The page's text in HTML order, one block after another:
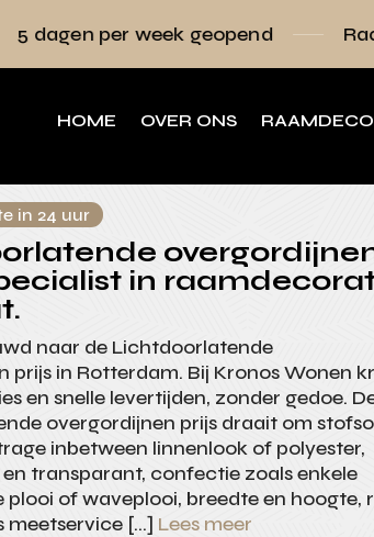
geopend Raamdecoratie
HOME OVER ONS
in 24 uur
in
naar de Lichtdoorlatende
prijs in Rotterdam. Bij Kronos Wonen
en snelle levertijden, zonder gedoe.
overgordijnen prijs draait om
inbetween linnenlook of polyester,
transparant, confectie zoals enkele
plooi of waveplooi, breedte en hoogte,
meetservice […] Lees meer